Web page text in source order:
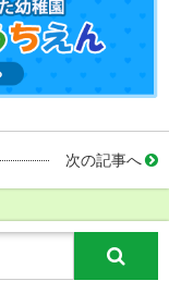
次の記事へ